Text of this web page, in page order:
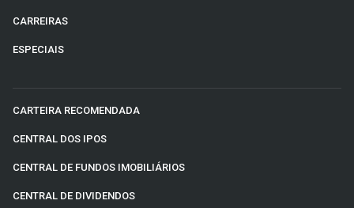
CARREIRAS
ESPECIAIS
CARTEIRA RECOMENDADA
CENTRAL DOS IPOS
CENTRAL DE FUNDOS IMOBILIÁRIOS
CENTRAL DE DIVIDENDOS